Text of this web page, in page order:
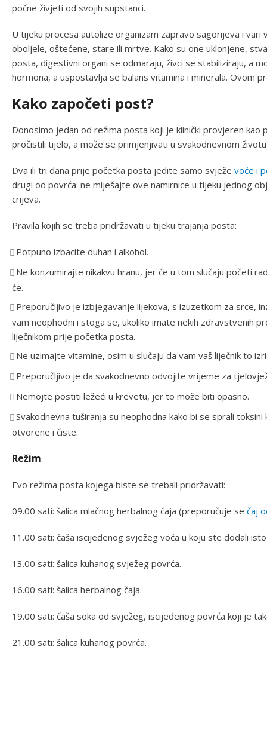
počne živjeti od svojih supstanci.
U tijeku procesa autolize organizam zapravo sagorijeva i
oboljele, oštećene, stare ili mrtve. Kako su one uklonjene,
posta, digestivni organi se odmaraju, živci se stabiliziraju, a
hormona, a uspostavlja se balans vitamina i minerala. Ovom
Kako započeti post?
Donosimo jedan od režima posta koji je klinički provjeren kao
pročistili tijelo, a može se primjenjivati u svakodnevnom životu
Dva ili tri dana prije početka posta jedite samo svježe voće i
drugi od povrća: ne miješajte ove namirnice u tijeku jednog
crijeva.
Pravila kojih se treba pridržavati u tijeku trajanja posta:
Potpuno izbacite duhan i alkohol.
Ne konzumirajte nikakvu hranu, jer će u tom slučaju početi
će.
Preporučljivo je izbjegavanje lijekova, s izuzetkom za srce,
vam neophodni i stoga se, ukoliko imate nekih zdravstvenih
liječnikom prije početka posta.
Ne uzimajte vitamine, osim u slučaju da vam vaš liječnik to
Preporučljivo je da svakodnevno odvojite vrijeme za
Nemojte postiti ležeći u krevetu, jer to može biti opasno.
Svakodnevna tuširanja su neophodna kako bi se sprali
otvorene i čiste.
Režim
Evo režima posta kojega biste se trebali pridržavati:
09.00 sati: šalica mlačnog herbalnog čaja (preporučuje se čaj
11.00 sati: čaša iscijeđenog svježeg voća u koju ste dodali
13.00 sati: šalica kuhanog svježeg povrća.
16.00 sati: šalica herbalnog čaja.
19.00 sati: čaša soka od svježeg, iscijeđenog povrća koji je
21.00 sati: šalica kuhanog povrća.